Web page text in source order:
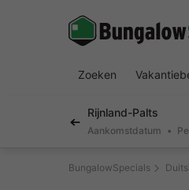
Zoeken
Rijnland-Palts
Aankomstdatum
BungalowSpecials